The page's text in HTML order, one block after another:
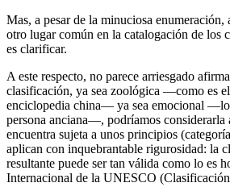
Mas, a pesar de la minuciosa enumeración,
otro lugar común en la catalogación de los
es clarificar.
A este respecto, no parece arriesgado
clasificación, ya sea zoológica —como es el
enciclopedia china— ya sea emocional
persona anciana—, podríamos considerarla
encuentra sujeta a unos principios
aplican con inquebrantable rigurosidad: la
resultante puede ser tan válida como lo es
Internacional de la UNESCO